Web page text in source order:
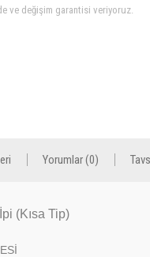
ve değişim garantisi veriyoruz.
Yorumlar (0)
(Kısa Tip)